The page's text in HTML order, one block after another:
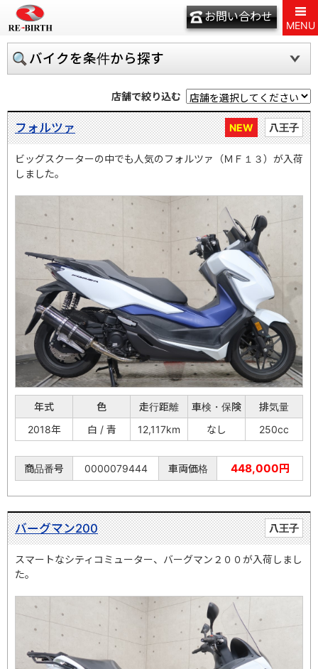
お問い合わせ
MENU
バイクを条件から探す
店舗で絞り込む
NEW 八王子
フォルツァ
ビッグスクーターの中でも人気のフォルツァ（ＭＦ１３）が入荷
しました。
年式 色 走行距離 車検・保険
排気量
2018年
白 / 青 12,117km なし 250cc
商品番号 0000079444 車両価格 448,000円
八王子
バーグマン200
スマートなシティコミューター、バーグマン２００が入荷しまし
た。